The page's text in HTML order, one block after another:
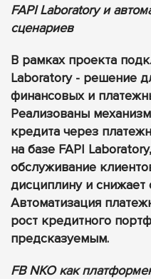
FAPI Laboratory и
сценариев
В рамках проекта
Laboratory - решение
финансовых и
Реализованы
кредита через
на базе FAPI
обслуживание
дисциплину и снижает
Автоматизация
рост кредитного
предсказуемым.
FB NKO как